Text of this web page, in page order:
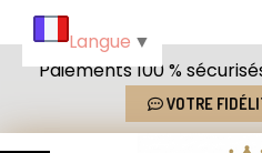
Paiements 100 %
VOTRE
Langue ▼